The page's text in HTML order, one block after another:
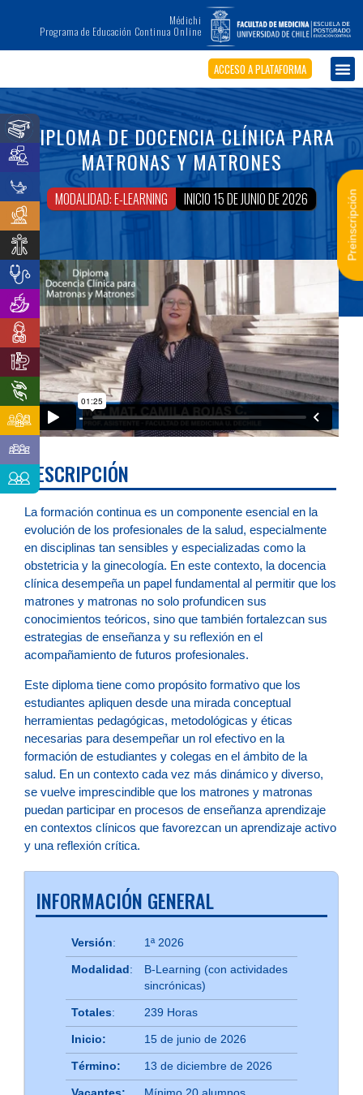
Médichi
Programa de Educación Continua Online
ACCESO A PLATAFORMA
DIPLOMA DE DOCENCIA CLÍNICA PARA
MATRONAS Y MATRONES
MODALIDAD: E-LEARNING INICIO 15 DE JUNIO DE 2026
DESCRIPCIÓN
La formación continua es un componente esencial en la
evolución de los profesionales de la salud, especialmente
en disciplinas tan sensibles y especializadas como la
obstetricia y la ginecología. En este contexto, la docencia
clínica desempeña un papel fundamental al permitir que los
matrones y matronas no solo profundicen sus
conocimientos teóricos, sino que también fortalezcan sus
estrategias de enseñanza y su reflexión en el
acompañamiento de futuros profesionales.
Este diploma tiene como propósito formativo que los
estudiantes apliquen desde una mirada conceptual
herramientas pedagógicas, metodológicas y éticas
necesarias para desempeñar un rol efectivo en la
formación de estudiantes y colegas en el ámbito de la
salud. En un contexto cada vez más dinámico y diverso,
se vuelve imprescindible que los matrones y matronas
puedan participar en procesos de enseñanza aprendizaje
en contextos clínicos que favorezcan un aprendizaje activo
y una reflexión crítica.
INFORMACIÓN GENERAL
Versión: 1ª 2026
Modalidad:
B-Learning (con actividades
sincrónicas)
Totales: 239 Horas
Inicio: 15 de junio de 2026
Término: 13 de diciembre de 2026
Preinscripción